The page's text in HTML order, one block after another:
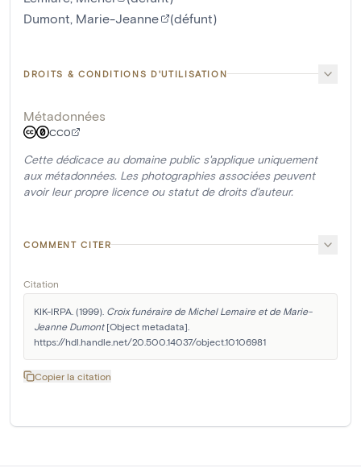
Dumont, Marie-Jeanne
(défunt)
DROITS & CONDITIONS D'UTILISATION
Métadonnées
CC0
Cette dédicace au domaine public s'applique uniquement
aux métadonnées. Les photographies associées peuvent
avoir leur propre licence ou statut de droits d'auteur.
COMMENT CITER
Citation
KIK-IRPA. (1999). Croix funéraire de Michel Lemaire et de Marie-
Jeanne Dumont [Object metadata].
https://hdl.handle.net/20.500.14037/object.10106981
Copier la citation